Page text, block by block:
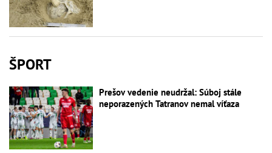
ŠPORT
Prešov vedenie neudržal: Súboj stále
neporazených Tatranov nemal víťaza